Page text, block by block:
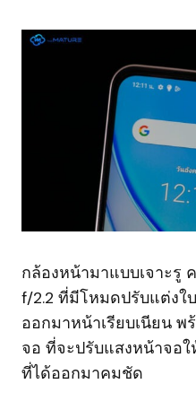
กล้องหน้ามาแบบเจาะรู
f/2.2 ที่มีโหมดปรับแต่งใ
ออกมาหน้าเรียบเนียน
จอ ที่จะปรับแสงหน้าจอ
ที่ได้ออกมาคมชัด